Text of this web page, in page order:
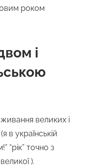
роком
і
великих і
в українській
“рік” точно з
).